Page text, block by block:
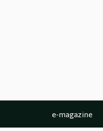
e-magazine